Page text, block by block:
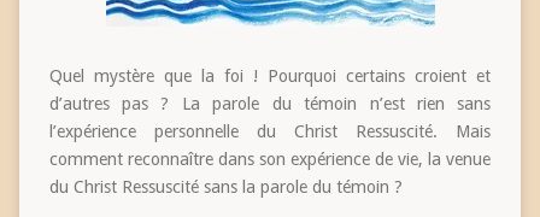
Quel mystère que la foi ! Pourquoi certains croient et
d’autres pas ? La parole du témoin n’est rien sans
l’expérience personnelle du Christ Ressuscité. Mais
comment reconnaître dans son expérience de vie, la venue
du Christ Ressuscité sans la parole du témoin ?